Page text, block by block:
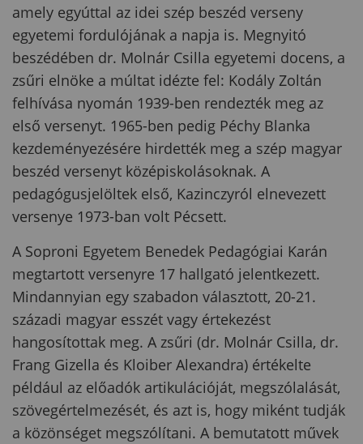
amely egyúttal az idei szép beszéd verseny
egyetemi fordulójának a napja is. Megnyitó
beszédében dr. Molnár Csilla egyetemi docens, a
zsűri elnöke a múltat idézte fel: Kodály Zoltán
felhívása nyomán 1939-ben rendezték meg az
első versenyt. 1965-ben pedig Péchy Blanka
kezdeményezésére hirdették meg a szép magyar
beszéd versenyt középiskolásoknak. A
pedagógusjelöltek első, Kazinczyról elnevezett
versenye 1973-ban volt Pécsett.
A Soproni Egyetem Benedek Pedagógiai Karán
megtartott versenyre 17 hallgató jelentkezett.
Mindannyian egy szabadon választott, 20-21.
századi magyar esszét vagy értekezést
hangosítottak meg. A zsűri (dr. Molnár Csilla, dr.
Frang Gizella és Kloiber Alexandra) értékelte
például az előadók artikulációját, megszólalását,
szövegértelmezését, és azt is, hogy miként tudják
a közönséget megszólítani. A bemutatott művek